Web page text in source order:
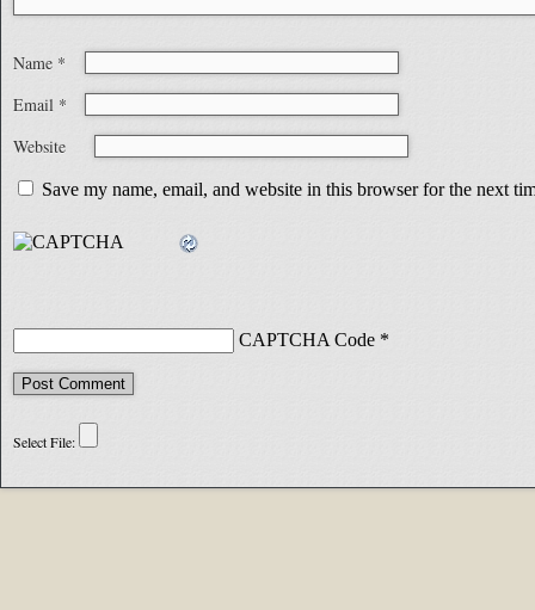
Name *
Email *
Website
Save my name, email, and website in this browser for the next
CAPTCHA Code *